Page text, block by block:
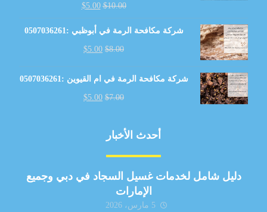
$10.00
$5.00
شركة مكافحة الرمة في أبوظبي :0507036261
$8.00
$5.00
شركة مكافحة الرمة في ام القيوين :0507036261
$7.00
$5.00
أحدث الأخبار
دليل شامل لخدمات غسيل السجاد في دبي وجميع
الإمارات
5 مارس، 2026